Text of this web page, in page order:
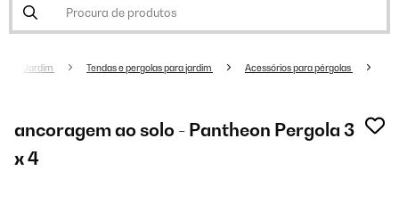
Jardim Tendas e pergolas para jardim Acessórios para pérgolas
ancoragem ao solo - Pantheon Pergola 3
x 4